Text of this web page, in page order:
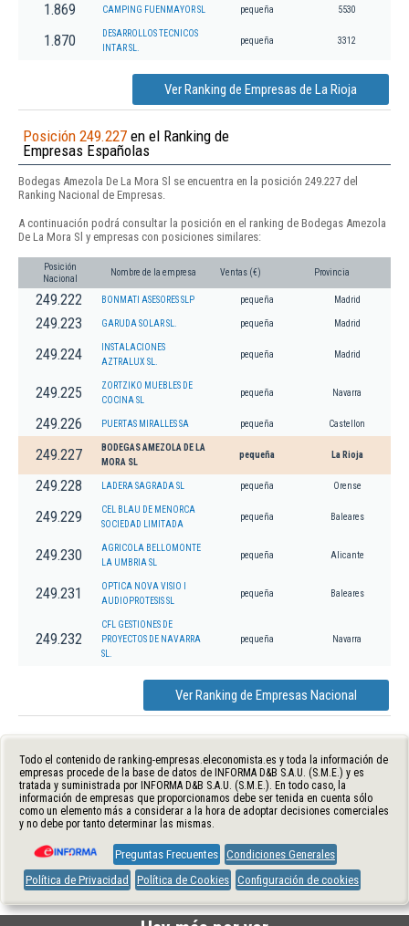
1.869 CAMPING FUENMAYOR SL pequeña 5530
1.870
DESARROLLOS TECNICOS
INTAR SL.
pequeña 3312
Ver Ranking de Empresas de La Rioja
Posición 249.227 en el Ranking de
Empresas Españolas
Bodegas Amezola De La Mora Sl se encuentra en la posición 249.227 del
Ranking Nacional de Empresas.
A continuación podrá consultar la posición en el ranking de Bodegas Amezola
De La Mora Sl y empresas con posiciones similares:
Posición
Nacional
Nombre de la empresa Ventas (€) Provincia
249.222 BONMATI ASESORES SLP pequeña Madrid
249.223 GARUDA SOLAR SL. pequeña Madrid
249.224
INSTALACIONES
AZTRALUX SL.
pequeña Madrid
249.225
ZORTZIKO MUEBLES DE
COCINA SL
pequeña Navarra
249.226 PUERTAS MIRALLES SA pequeña Castellon
249.227
BODEGAS AMEZOLA DE LA
MORA SL
pequeña La Rioja
249.228 LADERA SAGRADA SL pequeña Orense
249.229
CEL BLAU DE MENORCA
SOCIEDAD LIMITADA
pequeña Baleares
249.230
AGRICOLA BELLOMONTE
LA UMBRIA SL
pequeña Alicante
249.231
OPTICA NOVA VISIO I
AUDIOPROTESIS SL
pequeña Baleares
249.232
CFL GESTIONES DE
PROYECTOS DE NAVARRA
SL.
pequeña Navarra
Ver Ranking de Empresas Nacional
Todo el contenido de ranking-empresas.eleconomista.es y toda la información de
empresas procede de la base de datos de INFORMA D&B S.A.U. (S.M.E.) y es
tratada y suministrada por INFORMA D&B S.A.U. (S.M.E.). En todo caso, la
información de empresas que proporcionamos debe ser tenida en cuenta sólo
como un elemento más a considerar a la hora de adoptar decisiones comerciales
y no debe por tanto determinar las mismas.
Preguntas Frecuentes Condiciones Generales
Política de Privacidad
Política de Cookies Configuración de cookies